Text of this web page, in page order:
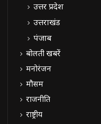
उत्तर प्रदेश
उत्तराखंड
पंजाब
बोलती खबरें
मनोरंजन
मौसम
राजनीति
राष्ट्रीय